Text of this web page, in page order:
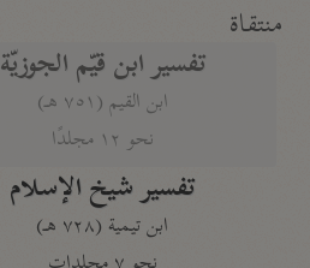
منتقاة
تفسير ابن قيّم الجوزيّة
ابن القيم (٧٥١ هـ)
نحو ١٢ مجلدًا
تفسير شيخ الإسلام
ابن تيمية (٧٢٨ هـ)